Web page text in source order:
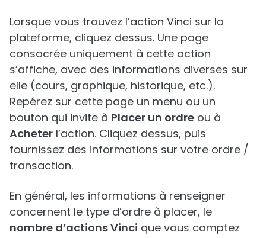
Lorsque vous trouvez l’action Vinci sur la
plateforme, cliquez dessus. Une page
consacrée uniquement à cette action
s’affiche, avec des informations diverses sur
elle (cours, graphique, historique, etc.).
Repérez sur cette page un menu ou un
bouton qui invite à Placer un ordre ou à
Acheter l’action. Cliquez dessus, puis
fournissez des informations sur votre ordre /
transaction.
En général, les informations à renseigner
concernent le type d’ordre à placer, le
nombre d’actions Vinci que vous comptez